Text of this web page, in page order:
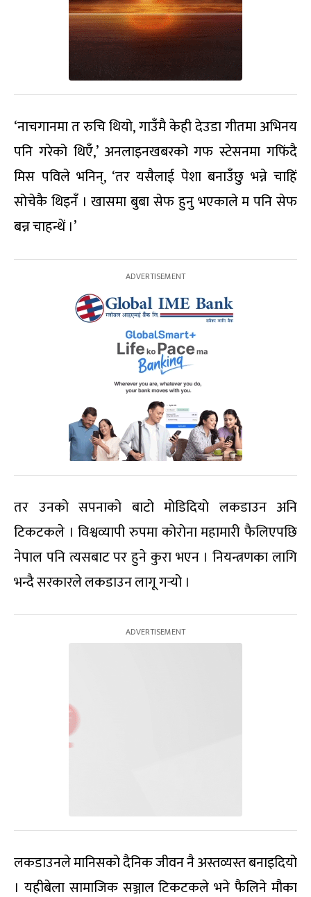
‘नाचगानमा त रुचि थियो, गाउँमै केही देउडा गीतमा अभिनय
पनि गरेको थिएँ,’ अनलाइनखबरको गफ स्टेसनमा गफिंदै
मिस पविले भनिन्, ‘तर यसैलाई पेशा बनाउँछु भन्ने चाहिं
सोचेकै थिइनँ । खासमा बुबा सेफ हुनु भएकाले म पनि सेफ
बन्न चाहन्थें ।’
तर उनको सपनाको बाटो मोडिदियो लकडाउन अनि
टिकटकले । विश्वव्यापी रुपमा कोरोना महामारी फैलिएपछि
नेपाल पनि त्यसबाट पर हुने कुरा भएन । नियन्त्रणका लागि
भन्दै सरकारले लकडाउन लागू गर्‍यो ।
लकडाउनले मानिसको दैनिक जीवन नै अस्तव्यस्त बनाइदियो
। यहीबेला सामाजिक सञ्जाल टिकटकले भने फैलिने मौका